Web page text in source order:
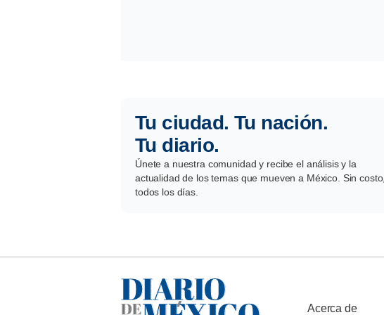
Tu ciudad. Tu nación.
Tu diario.
Únete a nuestra comunidad y recibe el análisis y la
actualidad de los temas que mueven a México. Sin costo,
todos los días.
Acerca de